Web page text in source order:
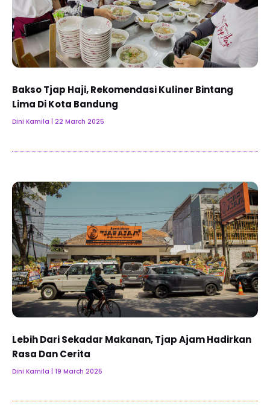
Bakso Tjap Haji, Rekomendasi Kuliner Bintang
Lima Di Kota Bandung
Dini Kamila 22 March 2025
Lebih Dari Sekadar Makanan, Tjap Ajam Hadirkan
Rasa Dan Cerita
Dini Kamila 19 March 2025